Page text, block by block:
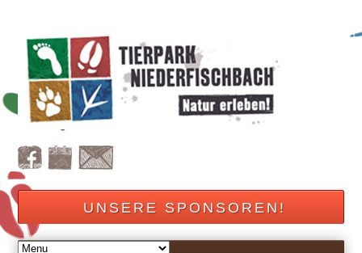
UNSERE SPONSOREN!